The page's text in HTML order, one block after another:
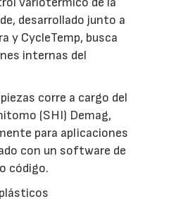
desarrollado junto a
y CycleTemp, busca
internas del
corre a cargo del
(SHI) Demag,
para aplicaciones
con un software de
código.